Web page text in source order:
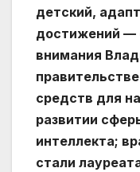
детский,
достижений —
внимания
средств для
развитии
интеллекта;
стали